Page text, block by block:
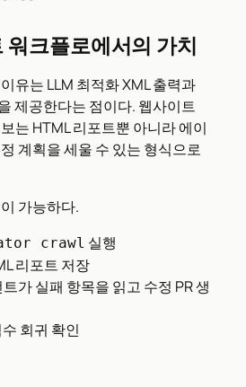
워크플로에서의 가치
유는 LLM 최적화 XML 출력과
제공한다는 점이다. 웹사이트
는 HTML 리포트뿐 아니라 에이
계획을 세울 수 있는 형식으로
가능하다.
crawl 실행
리포트 저장
가 실패 항목을 읽고 수정 PR 생
회귀 확인